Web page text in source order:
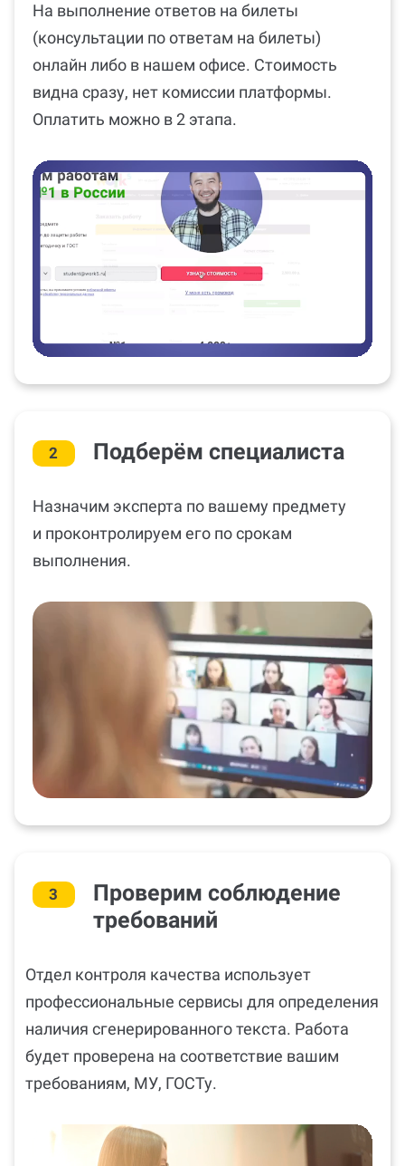
На выполнение ответов на билеты
(консультации по ответам на билеты)
онлайн либо в нашем офисе. Стоимость
видна сразу, нет комиссии платформы.
Оплатить можно в 2 этапа.
2 Подберём специалиста
Назначим эксперта по вашему предмету
и проконтролируем его по срокам
выполнения.
3
Проверим соблюдение
требований
Отдел контроля качества использует
профессиональные сервисы для определения
наличия сгенерированного текста. Работа
будет проверена на соответствие вашим
требованиям, МУ, ГОСТу.